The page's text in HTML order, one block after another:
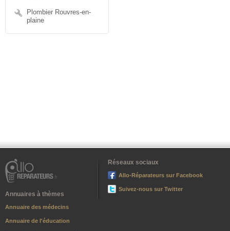
Plombier Rouvres-en-
plaine
Annuaires à thèmes
Annuaire des médecins
Annuaire de l'éducation
Réseaux sociaux
Allo-Réparateurs sur Facebook
Suivez-nous sur Twitter